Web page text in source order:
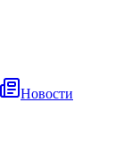
Новости